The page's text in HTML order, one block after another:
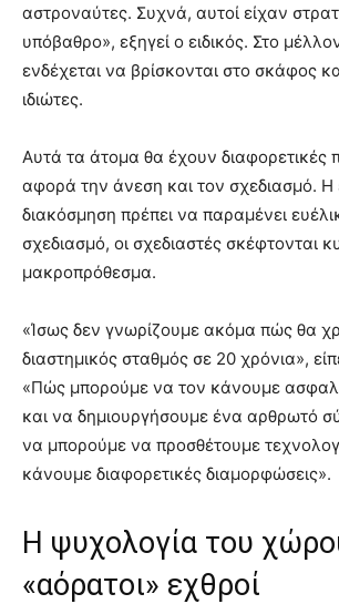
αστροναύτες. Συχνά, αυτοί είχαν
υπόβαθρο», εξηγεί ο ειδικός. Στο
ενδέχεται να βρίσκονται στο σκάφος
ιδιώτες.
Αυτά τα άτομα θα έχουν διαφορετικές
αφορά την άνεση και τον σχεδιασμό. Η
διακόσμηση πρέπει να παραμένει
σχεδιασμό, οι σχεδιαστές σκέφτονται
μακροπρόθεσμα.
«Ίσως δεν γνωρίζουμε ακόμα πώς θα
διαστημικός σταθμός σε 20 χρόνια»,
«Πώς μπορούμε να τον κάνουμε
και να δημιουργήσουμε ένα αρθρωτό
να μπορούμε να προσθέτουμε
κάνουμε διαφορετικές διαμορφώσεις».
Η ψυχολογία του
«αόρατοι» εχθροί